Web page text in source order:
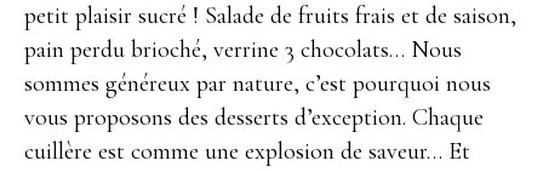
petit plaisir sucré ! Salade de fruits frais et de saison,
pain perdu brioché, verrine 3 chocolats… Nous
sommes généreux par nature, c’est pourquoi nous
vous proposons des desserts d’exception. Chaque
cuillère est comme une explosion de saveur… Et